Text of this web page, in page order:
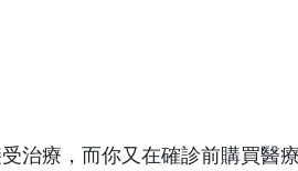
治療，而你又在確診前購買醫